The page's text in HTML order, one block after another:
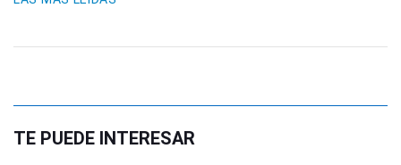
TE PUEDE INTERESAR